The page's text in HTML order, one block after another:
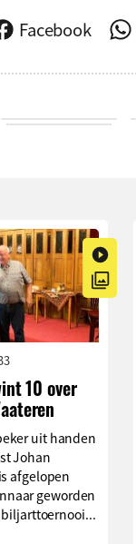
Facebook
10 over
uit handen
Johan
afgelopen
geworden
biljarttoernooi...